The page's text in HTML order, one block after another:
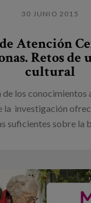
30 JUNIO 2015
Atención
Retos de
cultural
de los conocimientos
la investigación
suficientes sobre la